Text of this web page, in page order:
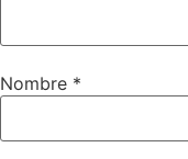
Nombre *